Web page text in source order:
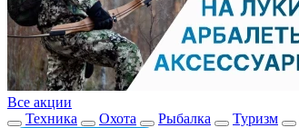
Все акции
Техника
Охота Рыбалка Туризм